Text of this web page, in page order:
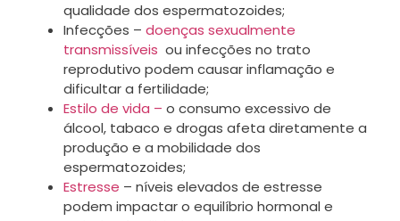
qualidade dos espermatozoides;
Infecções – doenças sexualmente
transmissíveis ou infecções no trato
reprodutivo podem causar inflamação e
dificultar a fertilidade;
Estilo de vida – o consumo excessivo de
álcool, tabaco e drogas afeta diretamente a
produção e a mobilidade dos
espermatozoides;
Estresse – níveis elevados de estresse
podem impactar o equilíbrio hormonal e